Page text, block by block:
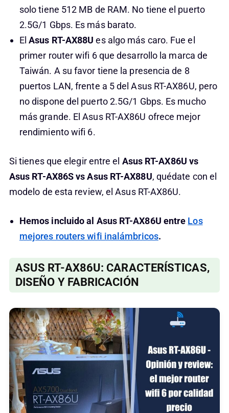
solo tiene 512 MB de RAM. No tiene el puerto
2.5G/1 Gbps. Es más barato.
ElAsus RT-AX88U es algo más caro. Fue el
primer router wifi 6 que desarrollo la marca de
Taiwán. A su favor tiene la presencia de 8
puertos LAN, frente a 5 del Asus RT-AX86U, pero
no dispone del puerto 2.5G/1 Gbps. Es mucho
más grande. El Asus RT-AX86U ofrece mejor
rendimiento wifi 6.
Si tienes que elegir entre el Asus RT-AX86U vs
Asus RT-AX86S vs Asus RT-AX88U, quédate con el
modelo de esta review, el Asus RT-AX86U.
Hemos incluido al Asus RT-AX86U entre Los
mejores routers wifi inalámbricos.
ASUS RT-AX86U: CARACTERÍSTICAS,
DISEÑO Y FABRICACIÓN